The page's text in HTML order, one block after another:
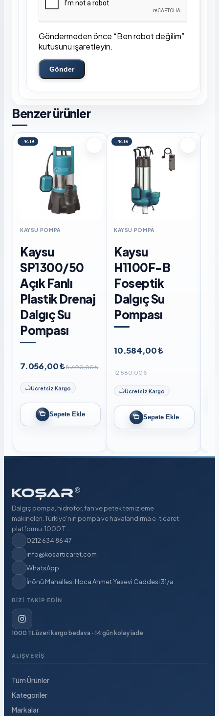
Göndermeden önce “Ben robot değilim”
kutusunu işaretleyin.
Gönder
Benzer ürünler
-%18
KAYSU POMPA
Kaysu
SP1300/50
Açık Fanlı
Plastik Drenaj
Dalgıç Su
Pompası
7.056,00 ₺8.600,00 ₺
Ücretsiz Kargo
Sepete Ekle
-%16
KAYSU POMPA
Kaysu
H1100F-B
Foseptik
Dalgıç Su
Pompası
10.584,00 ₺
12.580,00 ₺
Ücretsiz Kargo
Sepete Ekle
Dalgıç pompa, hidrofor, fan ve petek temizleme
makineleri. Türkiye'nin pompa ve havalandırma e-ticaret
platformu. 1000 T...
0212 634 86 47
info@kosarticaret.com
WhatsApp
İnönü Mahallesi Hoca Ahmet Yesevi Caddesi 31/a
BIZI TAKIP EDIN
1000 TL üzeri kargo bedava · 14 gün kolay iade
ALIŞVERIŞ
Tüm Ürünler
Kategoriler
Markalar